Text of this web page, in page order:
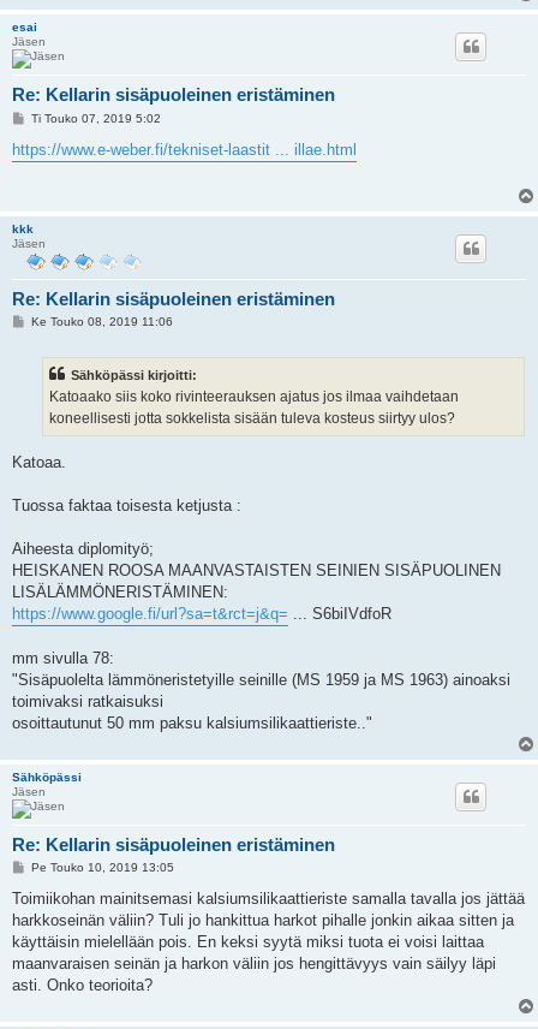
esai
Jäsen
Re: Kellarin sisäpuoleinen eristäminen
V
e
s
Ti Touko 07, 2019 5:02
https://www.e-weber.fi/tekniset-laastit ... illae.html
kkk
Jäsen
Re: Kellarin sisäpuoleinen eristäminen
VKe Touko 08, 2019 11:06
Sähköpässi kirjoitti:
Katoaako siis koko rivinteerauksen ajatus jos ilmaa vaihdetaan
koneellisesti jotta sokkelista sisään tuleva kosteus siirtyy ulos?
Katoaa.
Tuossa faktaa toisesta ketjusta :
Aiheesta diplomityö;
HEISKANEN ROOSA MAANVASTAISTEN SEINIEN SISÄPUOLINEN
LISÄLÄMMÖNERISTÄMINEN:
https://www.google.fi/url?sa=t&rct=j&q= ... S6biIVdfoR
mm sivulla 78:
"Sisäpuolelta lämmöneristetyille seinille (MS 1959 ja MS 1963) ainoaksi
toimivaksi ratkaisuksi
osoittautunut 50 mm paksu kalsiumsilikaattieriste.."
Sähköpässi
Jäsen
Re: Kellarin sisäpuoleinen eristäminen
V
e
t
i
Pe Touko 10, 2019 13:05
Toimiikohan mainitsemasi kalsiumsilikaattieriste samalla tavalla jos jättää
harkkoseinän väliin? Tuli jo hankittua harkot pihalle jonkin aikaa sitten ja
käyttäisin mielellään pois. En keksi syytä miksi tuota ei voisi laittaa
maanvaraisen seinän ja harkon väliin jos hengittävyys vain säilyy läpi
asti. Onko teorioita?